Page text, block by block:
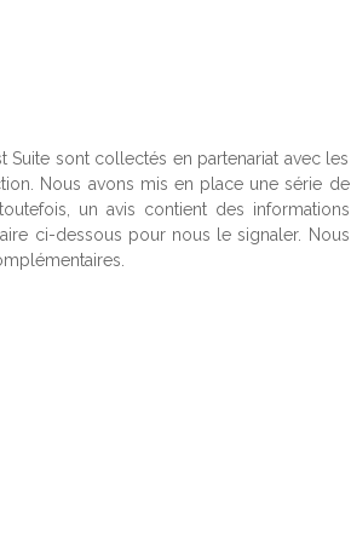
Suite sont collectés en partenariat avec les
Nous avons mis en place une série de
un avis contient des informations
ci-dessous pour nous le signaler. Nous